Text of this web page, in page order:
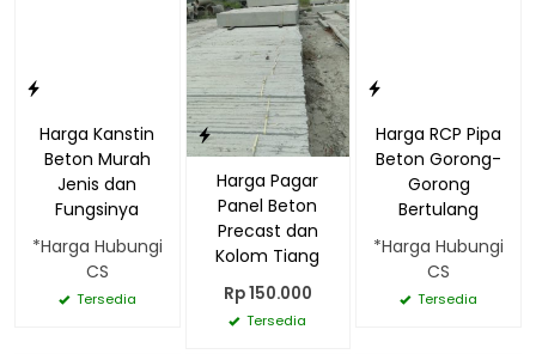
Harga Kanstin
Beton Murah
Jenis dan
Fungsinya
*Harga Hubungi
CS
Tersedia
Harga Pagar
Panel Beton
Precast dan
Kolom Tiang
Rp 150.000
Tersedia
Harga RCP Pipa
Beton Gorong-
Gorong
Bertulang
*Harga Hubungi
CS
Tersedia